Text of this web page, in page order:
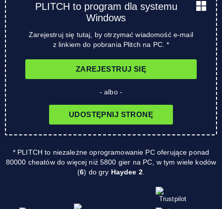
PLITCH to program dla systemu
Windows
Zarejestruj się tutaj, by otrzymać wiadomość e-mail
z linkiem do pobrania Plitch na PC. *
ZAREJESTRUJ SIĘ
- albo -
UDOSTĘPNIJ STRONĘ
* PLITCH to niezależne oprogramowanie PC oferujące ponad
80000 cheatów do więcej niż 5800 gier na PC, w tym wiele kodów
(6) do gry Haydee 2.